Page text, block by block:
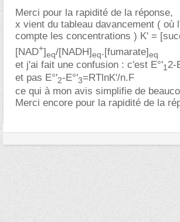
Merci pour la rapidité de la réponse,
x vient du tableau davancement ( où
compte les concentrations ) K' =
[NAD+]eq/[NADH]eq.[fumarate]eq
et j'ai fait une confusion : c'est E°'12-
et pas E°'2-E°'3=RTlnK'/n.F
ce qui à mon avis simplifie de
Merci encore pour la rapidité de la